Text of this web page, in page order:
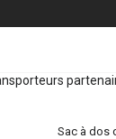
sac à dos